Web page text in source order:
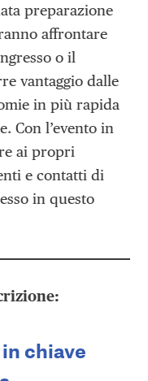
preparazione
affrontare
o il
vantaggio dalle
in più rapida
Con l’evento in
ai propri
e contatti di
in questo
in chiave